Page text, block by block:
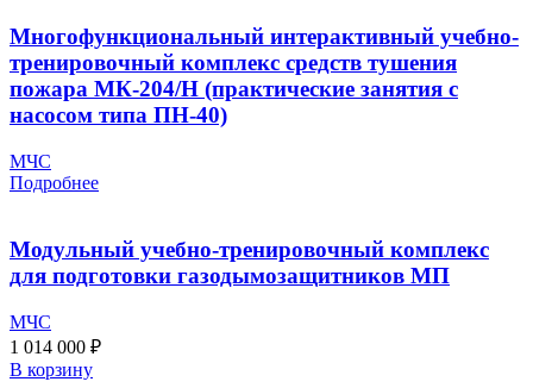
Многофункциональный интерактивный учебно-
тренировочный комплекс средств тушения
пожара МК-204/Н (практические занятия с
насосом типа ПН-40)
МЧС
Подробнее
Модульный учебно-тренировочный комплекс
для подготовки газодымозащитников МП
МЧС
1 014 000 ₽
В корзину